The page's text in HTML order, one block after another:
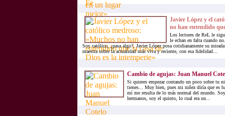
Javier López y el
no han entendido
Los lectores de ReL le
le echan en falta cuando
Soy católico, ¿pasa algo?, Javier López posa cotidianamente su
maestra sobre la actualidad más viva y reciente, con esa fidelidad...
Cambio de agujas: Juan Manuel
Si quieres empezar contando un poco sobre tu
tienes... Muy bien, pues mi niñez diría que es
mí me resulta de lo más normal del mundo.
hermanos, soy el quinto, lo cual era un...